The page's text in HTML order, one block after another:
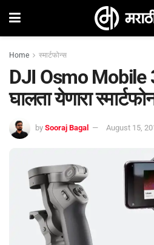
Home स्मार्टफोन्स
DJI Osmo Mobile
घालता येणारा
by Sooraj Bagal August 15,